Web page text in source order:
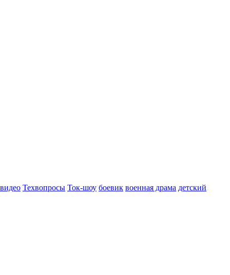
Техвопросы Ток-шоу боевик военная драма детский